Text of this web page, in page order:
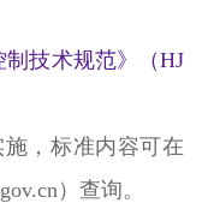
制技术规范》（HJ
，标准内容可在
）查询。